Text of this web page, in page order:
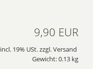
9,90 EUR
incl. 19% USt. zzgl. Versand
Gewicht: 0.13 kg